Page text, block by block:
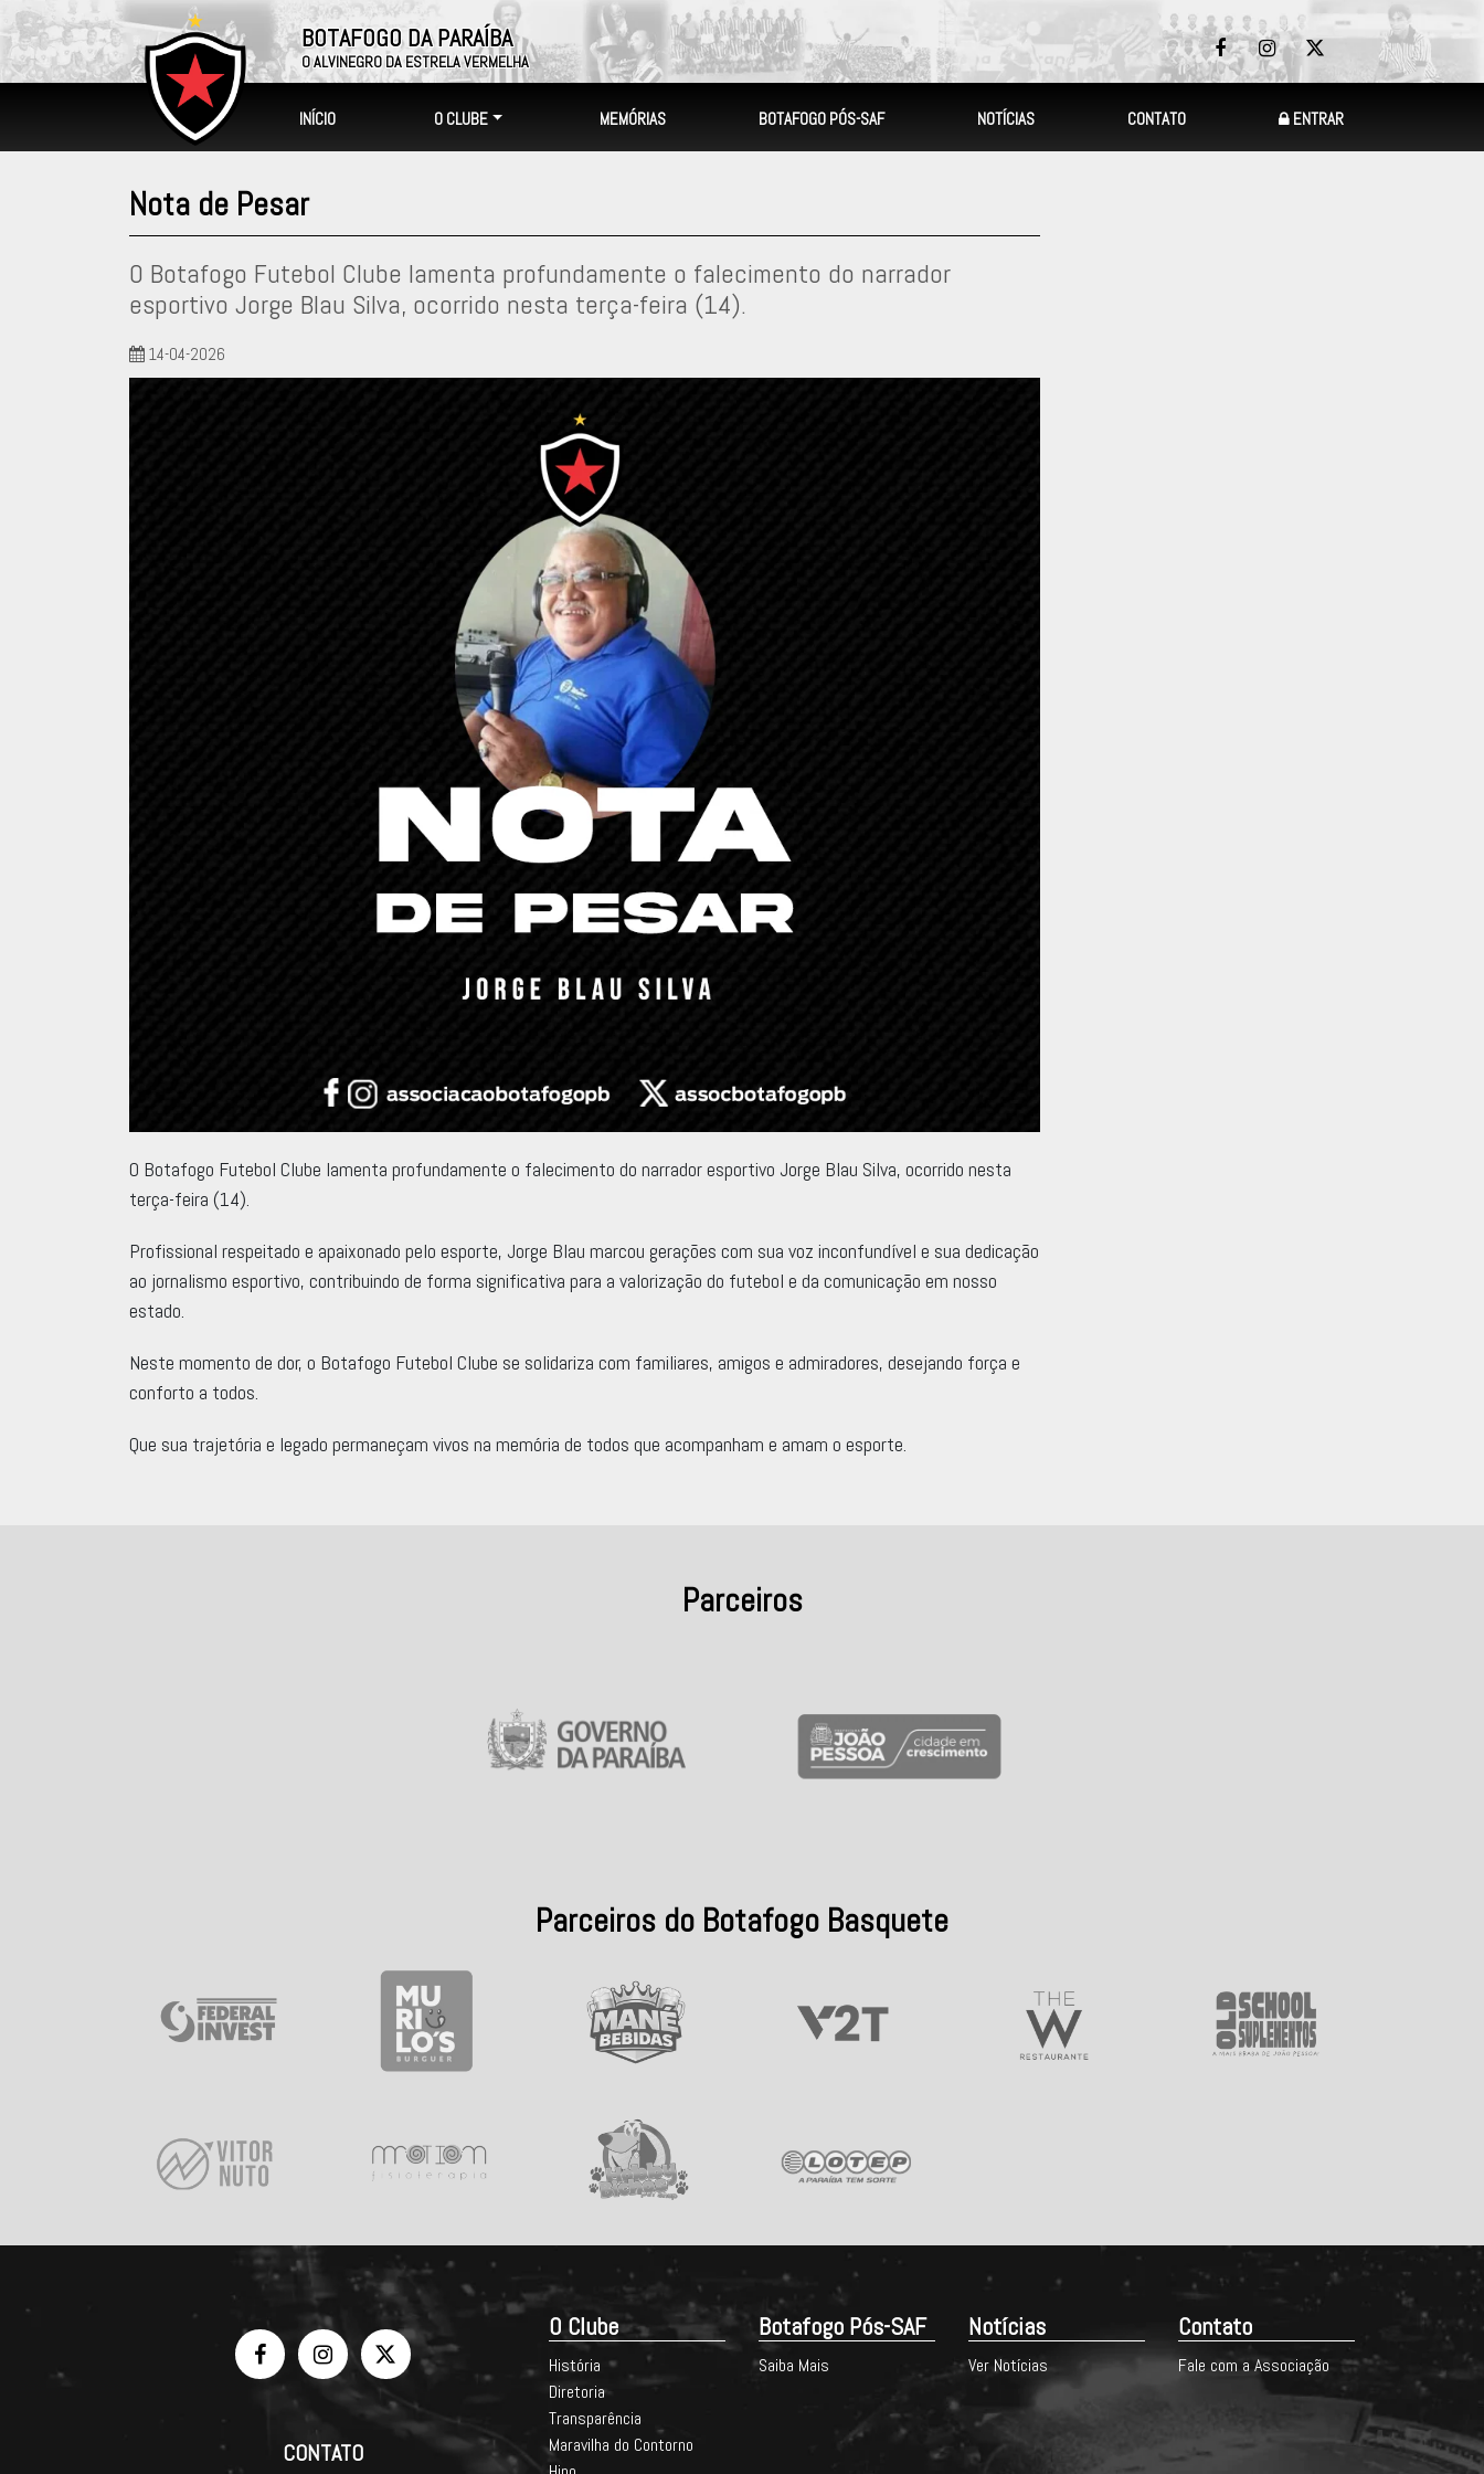
BOTAFOGO DA PARAÍBA
O ALVINEGRO DA ESTRELA VERMELHA
INÍCIO O CLUBE MEMÓRIAS BOTAFOGO PÓS-SAF NOTÍCIAS CONTATO ENTRAR
Nota de Pesar
O Botafogo Futebol Clube lamenta profundamente o falecimento do narrador
esportivo Jorge Blau Silva, ocorrido nesta terça-feira (14).
14-04-2026
O Botafogo Futebol Clube lamenta profundamente o falecimento do narrador esportivo Jorge Blau Silva, ocorrido nesta
terça-feira (14).
Profissional respeitado e apaixonado pelo esporte, Jorge Blau marcou gerações com sua voz inconfundível e sua dedicação
ao jornalismo esportivo, contribuindo de forma significativa para a valorização do futebol e da comunicação em nosso
estado.
Neste momento de dor, o Botafogo Futebol Clube se solidariza com familiares, amigos e admiradores, desejando força e
conforto a todos.
Que sua trajetória e legado permaneçam vivos na memória de todos que acompanham e amam o esporte.
Parceiros
Parceiros do Botafogo Basquete
CONTATO
O Clube
História
Diretoria
Transparência
Maravilha do Contorno
Botafogo Pós-SAF
Saiba Mais
Notícias
Ver Notícias
Contato
Fale com a Associação